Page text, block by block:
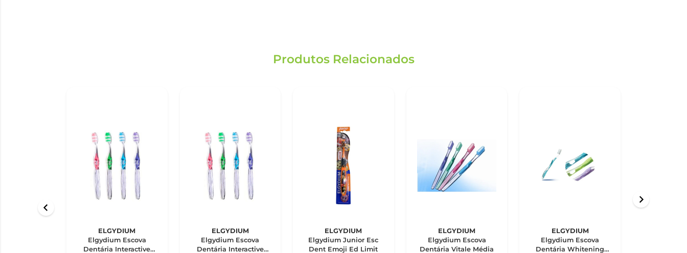
Produtos Relacionados
ELGYDIUM
Elgydium Escova
Dentária Interactive
ELGYDIUM
Elgydium Escova
Dentária Interactive
ELGYDIUM
Elgydium Junior Esc
Dent Emoji Ed Limit
ELGYDIUM
Elgydium Escova
Dentária Vitale Média
ELGYDIUM
Elgydium Escova
Dentária Whitening